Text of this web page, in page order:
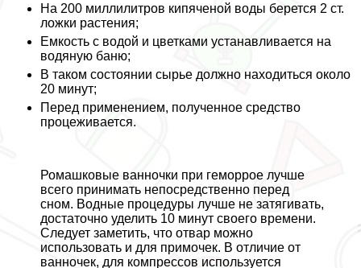
На 200 миллилитров кипяченой воды берется 2 ст.
ложки растения;
Емкость с водой и цветками устанавливается на
водяную баню;
В таком состоянии сырье должно находиться около
20 минут;
Перед применением, полученное средство
процеживается.
Ромашковые ванночки при геморрое лучше
всего принимать непосредственно перед
сном. Водные процедуры лучше не затягивать,
достаточно уделить 10 минут своего времени.
Следует заметить, что отвар можно
использовать и для примочек. В отличие от
ванночек, для компрессов используется